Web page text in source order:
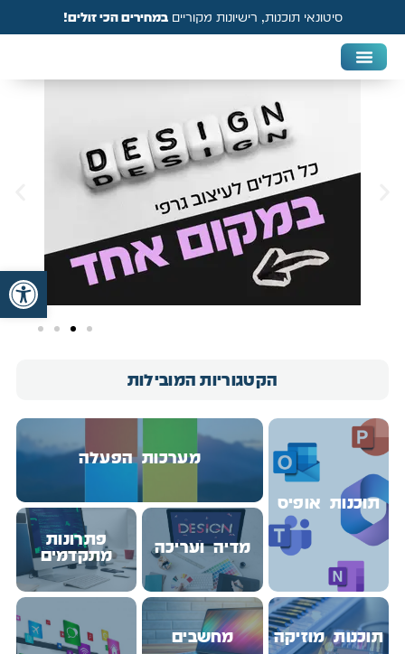
סיטונאי תוכנות, רישיונות מקורייםבמחירים הכי זולים!
הקטגוריות המובילות
תוכנות אופיס
מערכות הפעלה
מדיה ועריכה פתרונות
מתקדמים
תוכנות מוזיקה מחשבים